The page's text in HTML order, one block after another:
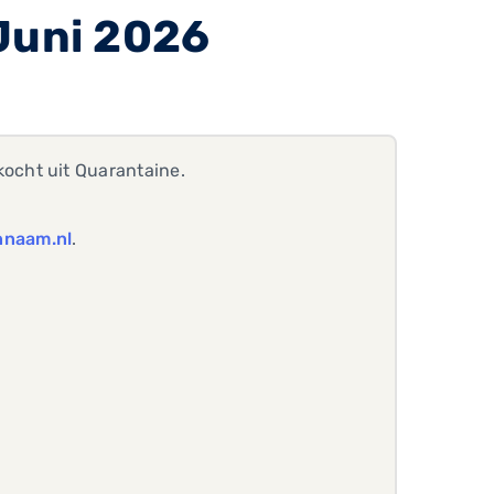
2026
uit Quarantaine.
.